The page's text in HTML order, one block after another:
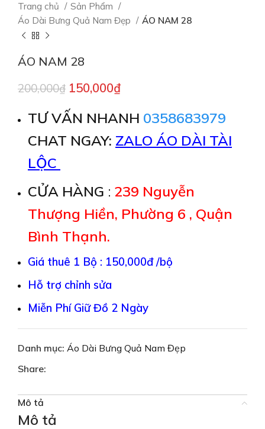
Trang chủ
Sản Phẩm
Áo Dài Bưng Quả Nam Đẹp
ÁO NAM 28
ÁO NAM 28
200,000₫ 150,000₫
TƯ VẤN NHANH 0358683979
CHAT NGAY: ZALO ÁO DÀI TÀI
LỘC
CỬA HÀNG : 239 Nguyễn
Thượng Hiền, Phường 6 , Quận
Bình Thạnh.
Giá thuê 1 Bộ : 150,000đ /bộ
Hỗ trợ chỉnh sửa
Miễn Phí Giữ Đồ 2 Ngày
Danh mục: Áo Dài Bưng Quả Nam Đẹp
Share:
Mô tả
Mô tả